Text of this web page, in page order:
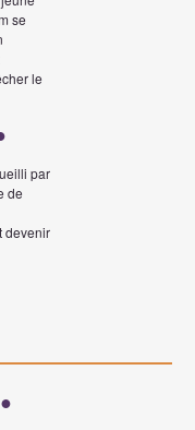
se
le
par
de
devenir
●